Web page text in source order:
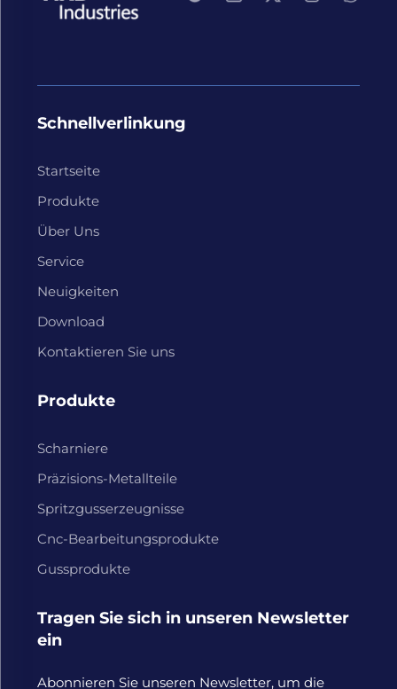
Schnellverlinkung
Startseite
Produkte
Über Uns
Service
Neuigkeiten
Download
Kontaktieren Sie uns
Produkte
Scharniere
Präzisions-Metallteile
Spritzgusserzeugnisse
Cnc-Bearbeitungsprodukte
Gussprodukte
Tragen Sie sich in unseren Newsletter
ein
Abonnieren Sie unseren Newsletter, um die